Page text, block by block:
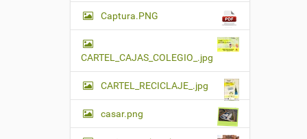
Captura.PNG
CARTEL_CAJAS_COLEGIO_.jpg
CARTEL_RECICLAJE_.jpg
casar.png